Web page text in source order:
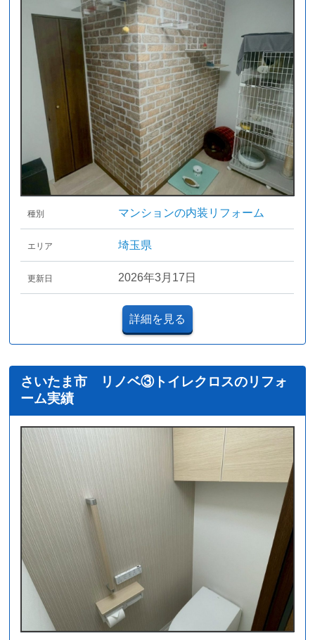
種別 マンションの内装リフォーム
エリア 埼玉県
更新日 2026年3月17日
詳細を見る
さいたま市 リノベ③トイレクロスのリフォ
ーム実績